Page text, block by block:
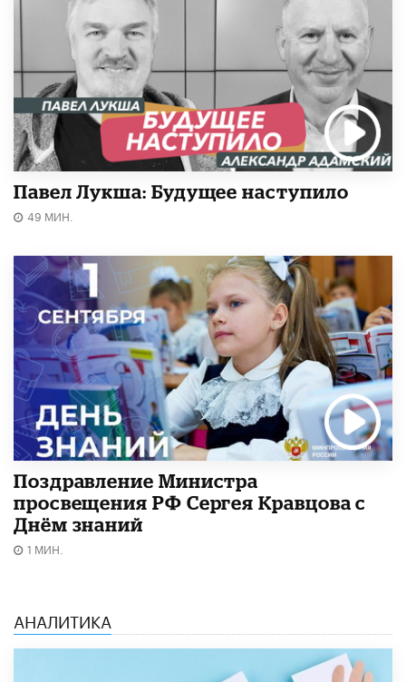
Павел Лукша: Будущее наступило
49 МИН.
Поздравление Министра
просвещения РФ Сергея Кравцова с
Днём знаний
1 МИН.
АНАЛИТИКА